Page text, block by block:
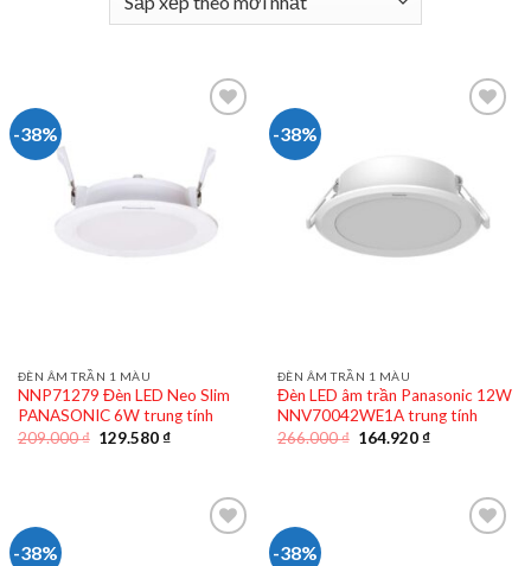
-38%
ĐÈN ÂM TRẦN 1 MÀU
NNP71279 Đèn LED Neo Slim
PANASONIC 6W trung tính
209.000₫ Giá
129.580₫Giá
129.580 ₫.
-38%
ĐÈN ÂM TRẦN 1 MÀU
Đèn LED âm trần Panasonic 12W
NNV70042WE1A trung tính
266.000₫ Giá
164.920₫Giá
164.920 ₫.
-38% -38%